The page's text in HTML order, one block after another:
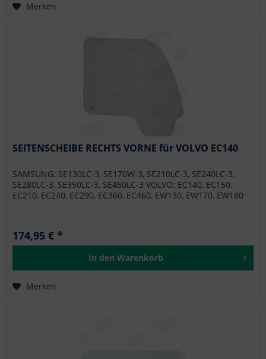
Merken
SEITENSCHEIBE RECHTS VORNE für VOLVO EC140
SAMSUNG: SE130LC-3, SE170W-3, SE210LC-3, SE240LC-3,
SE280LC-3, SE350LC-3, SE450LC-3 VOLVO: EC140, EC150,
EC210, EC240, EC290, EC360, EC460, EW130, EW170, EW180
174,95 € *
In den Warenkorb
Merken